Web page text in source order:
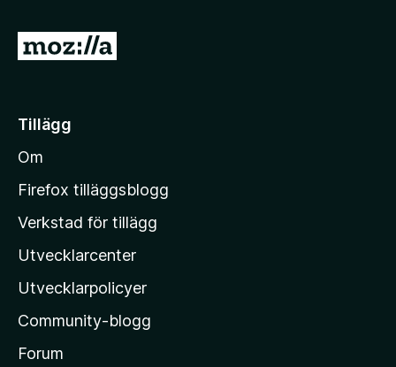
G
i
l
M
z
i
l
a
s
Tillägg
Om
Firefox tilläggsblogg
Verkstad för tillägg
Utvecklarcenter
Utvecklarpolicyer
Community-blogg
Forum